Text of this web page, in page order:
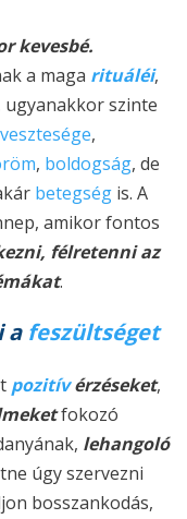
kevesbé.
a maga rituáléi,
szinte
vesztesége,
, boldogság, de
betegség is. A
amikor fontos
félretenni az
.
a feszültséget
pozitívérzéseket,
fokozó
lehangoló
úgy szervezni
bosszankodás,